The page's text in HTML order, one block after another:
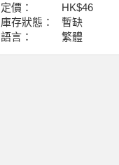
定價：
HK$46
庫存狀態：
暫缺
語言：
繁體